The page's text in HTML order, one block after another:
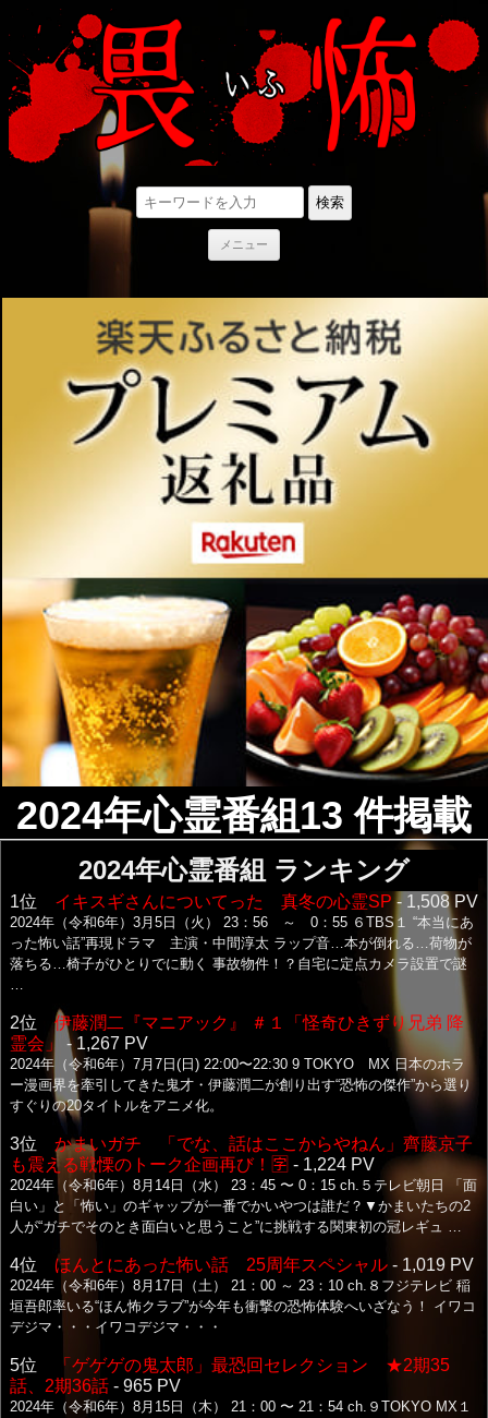
検索
メニュー
へ
ス
キ
ッ
2024年心霊番組13 件掲載
2024年心霊番組 ランキング
1位 イキスギさんについてった 真冬の心霊SP - 1,508 PV
2024年（令和6年）3月5日（火） 23：56 ～ 0：55 ６TBS１ “本当にあ
った怖い話”再現ドラマ 主演・中間淳太 ラップ音…本が倒れる…荷物が
落ちる…椅子がひとりでに動く 事故物件！？自宅に定点カメラ設置で謎
…
2位伊藤潤二『マニアック』 ＃１「怪奇ひきずり兄弟 降
霊会」 - 1,267 PV
2024年（令和6年）7月7日(日) 22:00〜22:30 9 TOKYO MX 日本のホラ
ー漫画界を牽引してきた鬼才・伊藤潤二が創り出す“恐怖の傑作”から選り
すぐりの20タイトルをアニメ化。
3位 かまいガチ 「でな、話はここからやねん」齊藤京子
も震える戦慄のトーク企画再び！🈑 - 1,224 PV
2024年（令和6年）8月14日（水） 23：45 〜 0：15 ch.５テレビ朝日 「面
白い」と「怖い」のギャップが一番でかいやつは誰だ？▼かまいたちの2
人が“ガチでそのとき面白いと思うこと”に挑戦する関東初の冠レギュ …
4位 ほんとにあった怖い話 25周年スペシャル - 1,019 PV
2024年（令和6年）8月17日（土） 21：00 ～ 23：10 ch.８フジテレビ 稲
垣吾郎率いる“ほん怖クラブ”が今年も衝撃の恐怖体験へいざなう！ イワコ
デジマ・・・イワコデジマ・・・
5位
「ゲゲゲの鬼太郎」最恐回セレクション ★2期35
話、2期36話 - 965 PV
2024年（令和6年）8月15日（木） 21：00 〜 21：54 ch.９TOKYO MX１